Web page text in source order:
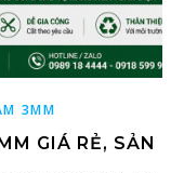
3MM
GIÁ RẺ, SẢN